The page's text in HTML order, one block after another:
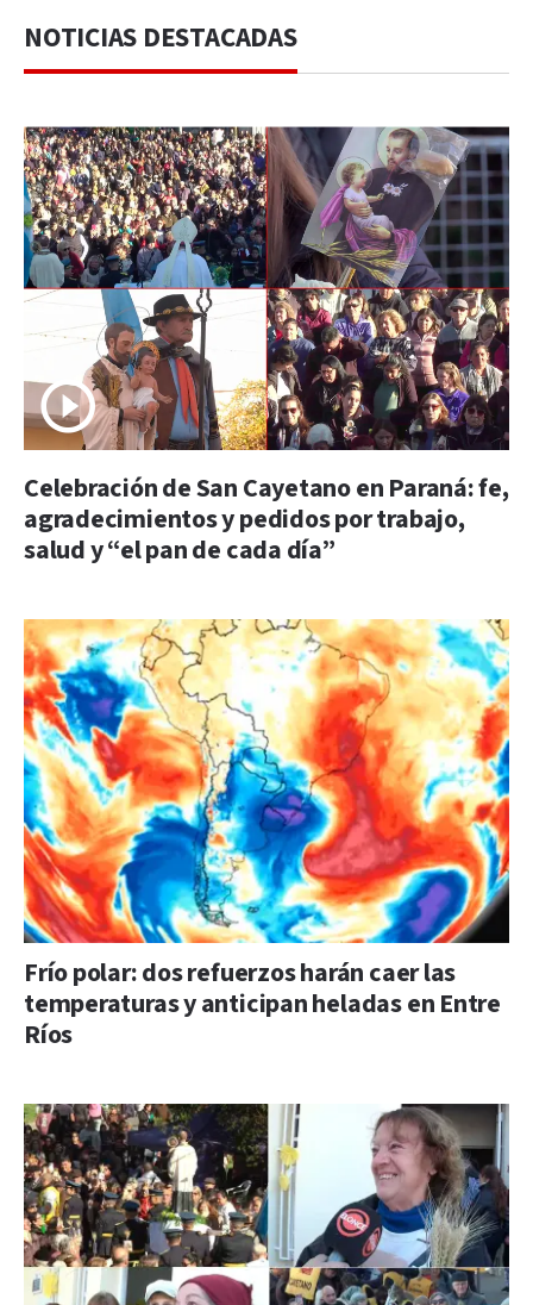
NOTICIAS DESTACADAS
Celebración de San Cayetano en Paraná: fe,
agradecimientos y pedidos por trabajo,
salud y “el pan de cada día”
Frío polar: dos refuerzos harán caer las
temperaturas y anticipan heladas en Entre
Ríos